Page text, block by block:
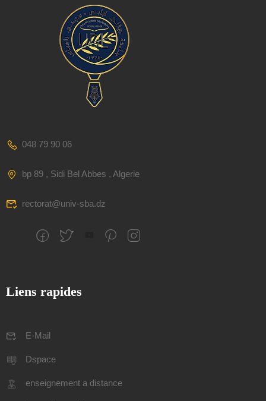
048 79 90 06
bp 89 , Sidi Bel Abbes , Algerie
rectorat@univ-sba.dz
Liens rapides
E-Mail
Dspace
enseignement a distance